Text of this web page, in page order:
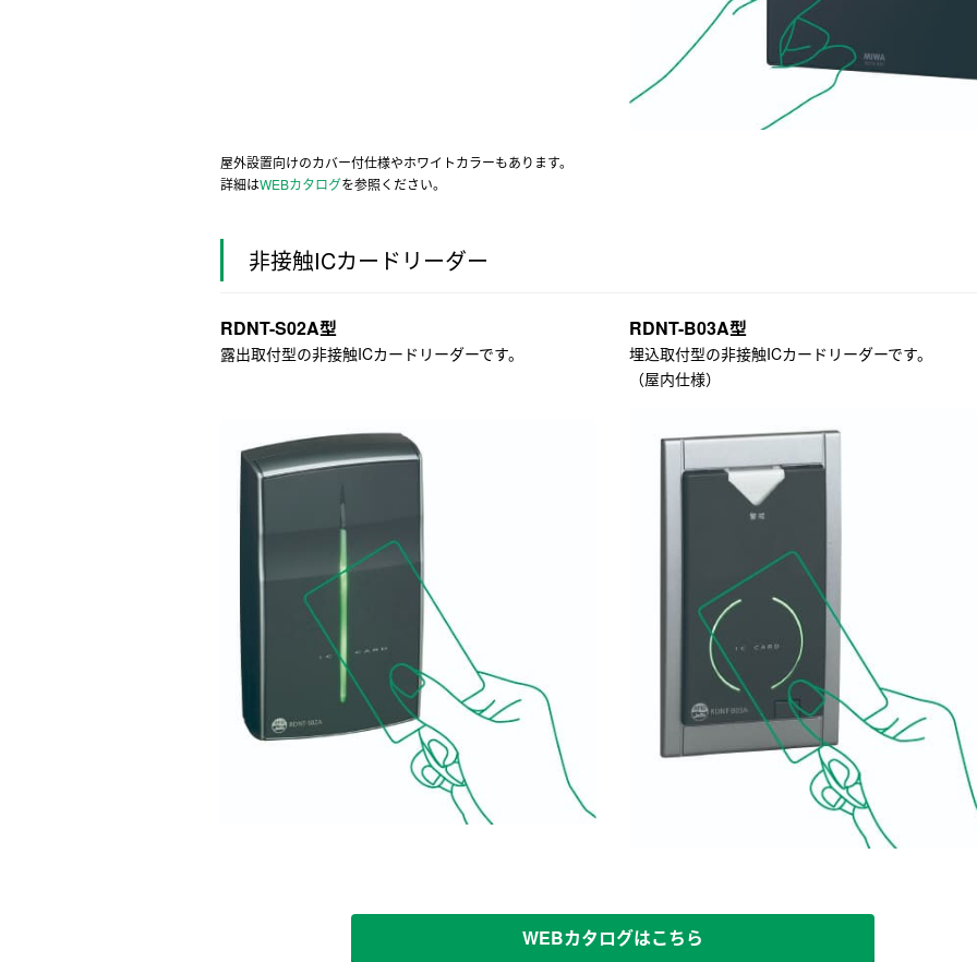
屋外設置向けのカバー付仕様やホワイトカラーもあります。
詳細はWEBカタログを参照ください。
非接触ICカードリーダー
RDNT-S02A型
露出取付型の非接触ICカードリーダーです。
RDNT-B03A型
埋込取付型の非接触ICカードリーダーです。
（屋内仕様）
WEBカタログはこちら